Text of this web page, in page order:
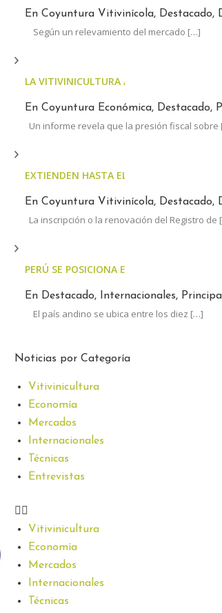
En Coyuntura Vitivinícola, Destacado,
Según un relevamiento del mercado […]
LA VITIVINICULTURA ARGENTINA, AL
En Coyuntura Económica, Destacado,
Un informe revela que la presión fiscal sobre
EXTIENDEN HASTA EL 30 DE JUNIO EL
En Coyuntura Vitivinícola, Destacado,
La inscripción o la renovación del Registro de
PERÚ SE POSICIONA ENTRE LOS
En Destacado, Internacionales, Principal
El país andino se ubica entre los diez […]
Noticias por Categoría
Vitivinicultura
Economía
Mercados
Internacionales
Técnicas
Entrevistas
Vitivinicultura
Economía
Mercados
Internacionales
Técnicas